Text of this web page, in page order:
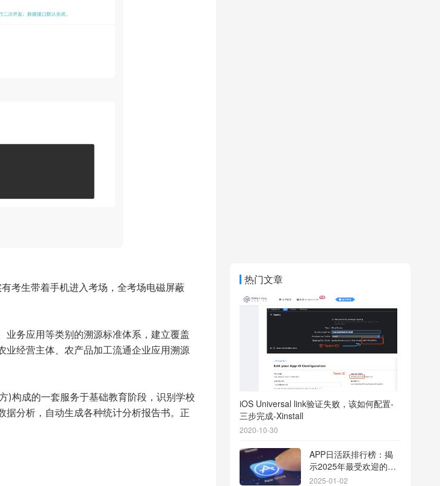
考生带着手机进入考场，全考场电磁屏蔽
务应用等类别的溯源标准体系，建立覆盖
业经营主体、农产品加工流通企业应用溯源
)构成的一套服务于基础教育阶段，识别学校
据分析，自动生成各种统计分析报告书。正
热门文章
iOS Universal link验证失败，该如何配置-
三步完成-Xinstall
2020-10-30
APP日活跃排行榜：揭
示2025年最受欢迎的应
用背后的秘密
2025-01-02